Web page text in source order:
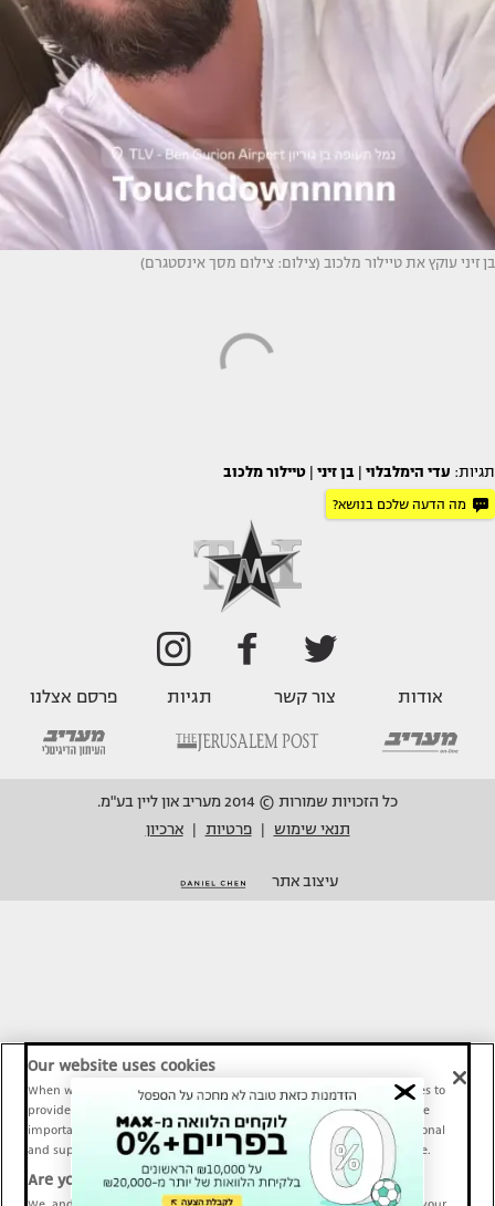
בן זיני עוקץ את טיילור מלכוב (צילום: צילום מסך אינסטגרם)
תגיות: עדי הימלבלוי בן זיני טיילור מלכוב
מה הדעה שלכם בנושא?
אודות צור קשר תגיות פרסם אצלנו
כל הזכויות שמורות © 2014 מעריב און ליין בע"מ.
תנאי שימוש
פרטיות ארכיון
עיצוב אתר
Our website uses cookies
When we provide Maariv, TMI and Sport1 content online, we use cookies to
provide social media features and to analyze our traffic. These tools are
important and necessary for our website functionality. Others are optional
and support Maariv, TMI and Sport1 activity and your online experience.
Are you happy to accept cookies?